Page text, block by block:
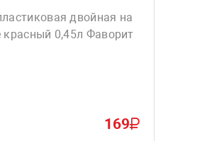
двойная на
красный 0,45л Фаворит
169